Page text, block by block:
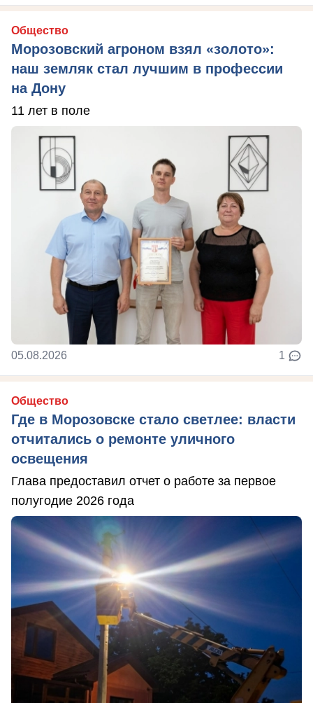
Общество
Морозовский агроном взял «золото»:
наш земляк стал лучшим в профессии
на Дону
11 лет в поле
05.08.2026 1
Общество
Где в Морозовске стало светлее: власти
отчитались о ремонте уличного
освещения
Глава предоставил отчет о работе за первое
полугодие 2026 года